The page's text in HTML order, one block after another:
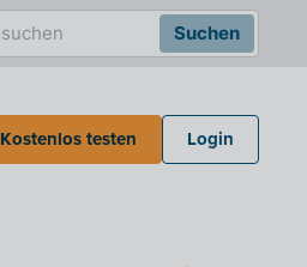
Suchen
Kostenlos testen Login